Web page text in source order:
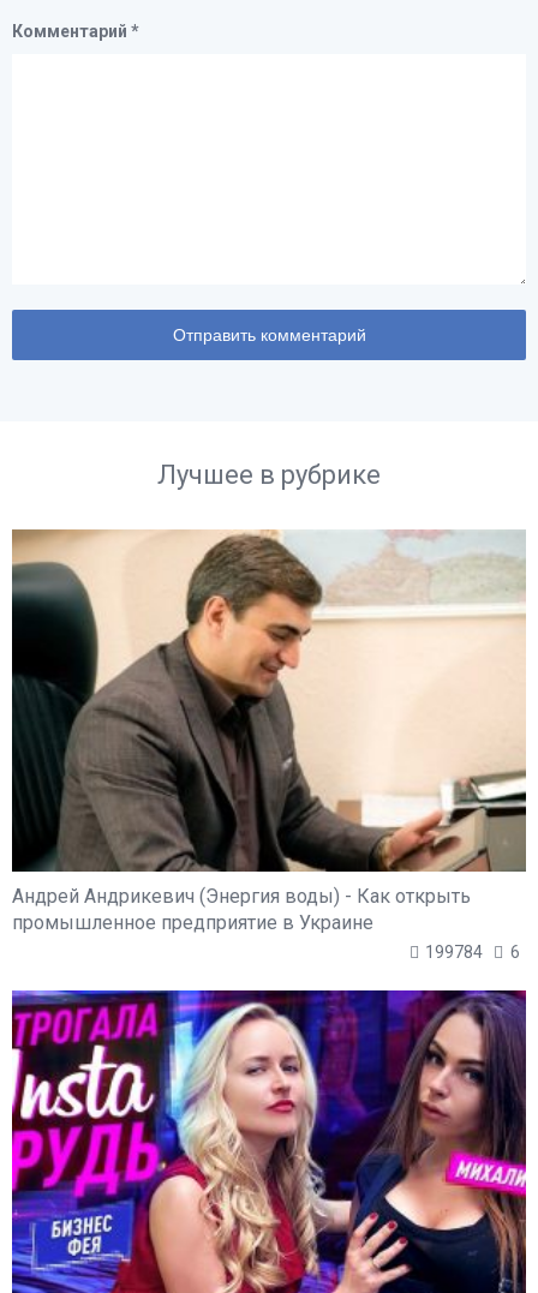
Комментарий *
Лучшее в рубрике
Андрей Андрикевич (Энергия воды) - Как открыть
промышленное предприятие в Украине
199784 6